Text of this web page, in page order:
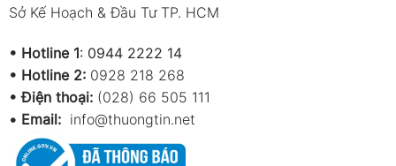
Sở Kế Hoạch & Đầu Tư TP. HCM
• Hotline 1: 0944 2222 14
• Hotline 2: 0928 218 268
• Điện thoại: (028) 66 505 111
• Email: info@thuongtin.net